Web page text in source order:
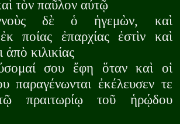
τὸν παῦλον αὐτῷ
δὲ ὁ ἡγεμὼν, καὶ
ποίας ἐπαρχίας ἐστὶν καὶ
ἀπὸ κιλικίας
σου ἔφη ὅταν καὶ οἱ
παραγένωνται ἐκέλευσεν τε
πραιτωρίῳ τοῦ ἡρῴδου